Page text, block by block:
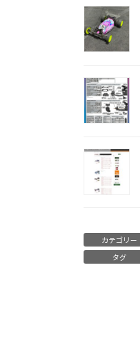
カテゴリー
タグ